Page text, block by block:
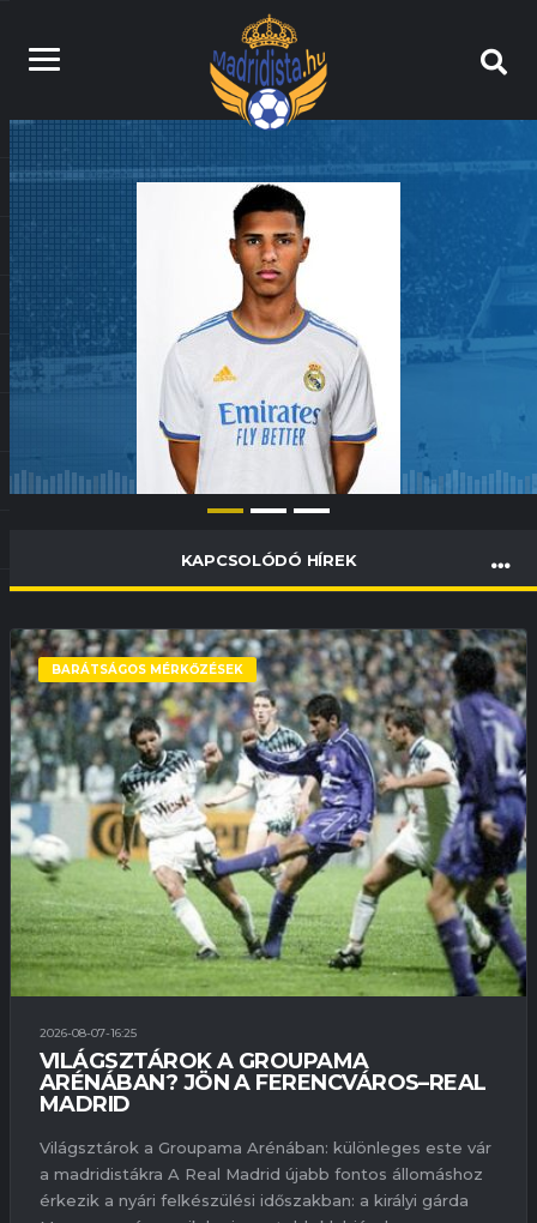
KAPCSOLÓDÓ HÍREK
BARÁTSÁGOS MÉRKŐZÉSEK
2026-08-07-16:25
VILÁGSZTÁROK A GROUPAMA
ARÉNÁBAN? JÖN A FERENCVÁROS–REAL
MADRID
Világsztárok a Groupama Arénában: különleges este vár
a madridistákra A Real Madrid újabb fontos állomáshoz
érkezik a nyári felkészülési időszakban: a királyi gárda